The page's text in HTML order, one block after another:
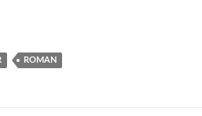
Fischer
ROMAN